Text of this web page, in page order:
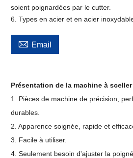
soient poignardées par le cutter.
6. Types en acier et en acier
 Email
Présentation de la machine à
1. Pièces de machine de précision,
durables.
2. Apparence soignée, rapide et
3. Facile à utiliser.
4. Seulement besoin d'ajuster la